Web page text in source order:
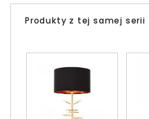
Produkty z tej samej serii